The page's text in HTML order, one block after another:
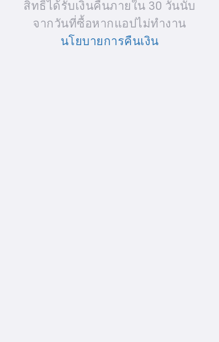
สิทธิ์ได้รับเงินคืนภายใน 30 วันนับ
จากวันที่ซื้อหากแอปไม่ทํางาน
นโยบายการคืนเงิน